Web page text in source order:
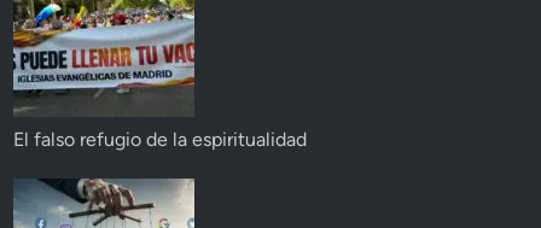
El falso refugio de la espiritualidad